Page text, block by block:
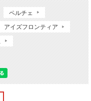
ペルチェ
アイズフロンティア